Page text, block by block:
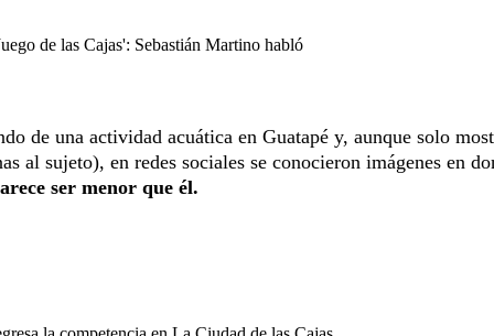
de las Cajas': Sebastián Martino habló
de una actividad acuática en Guatapé y, aunque solo
al sujeto), en redes sociales se conocieron imágenes en
ser menor que él.